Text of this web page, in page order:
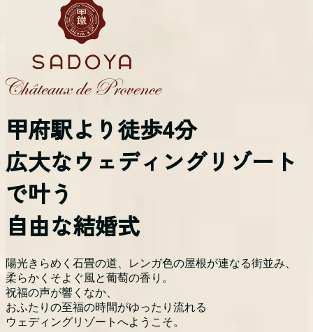
甲府駅より徒歩4分
広大なウェディングリゾート
で叶う
自由な結婚式
陽光きらめく石畳の道、レンガ色の屋根が連なる街並み、
柔らかくそよぐ風と葡萄の香り。
祝福の声が響くなか、
おふたりの至福の時間がゆったり流れる
ウェディングリゾートへようこそ。